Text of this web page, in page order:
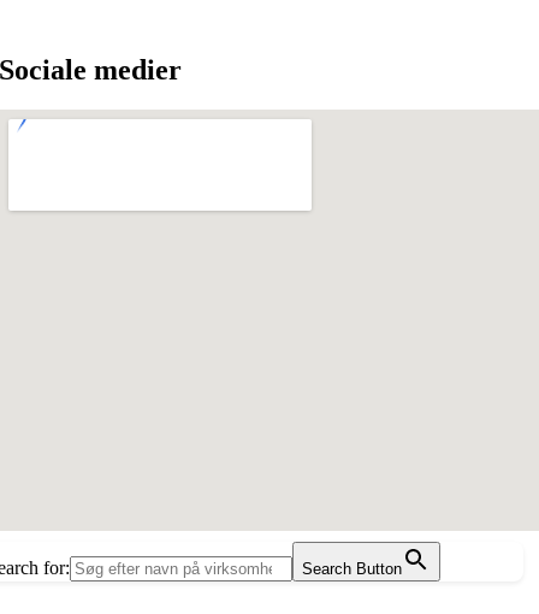
Sociale medier
for: Search Button